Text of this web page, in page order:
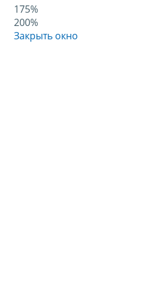
175%
200%
Закрыть окно